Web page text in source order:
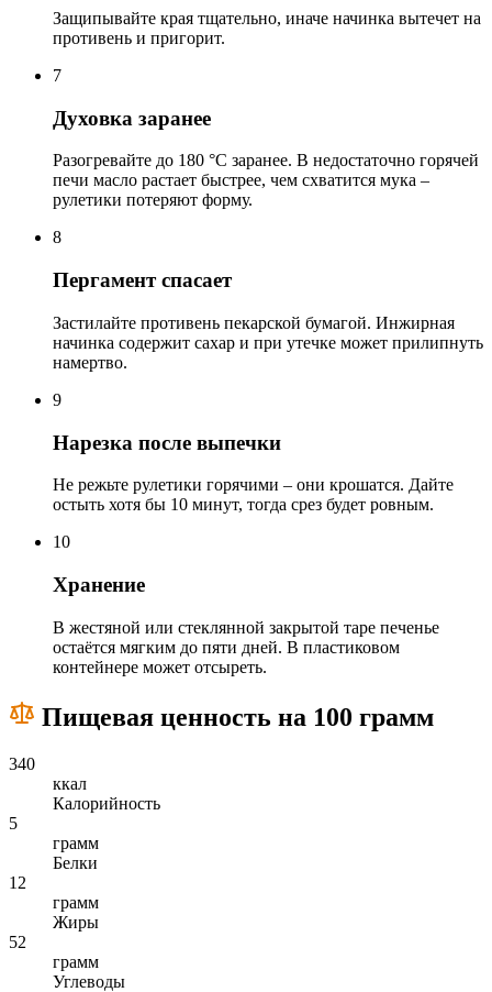
Защипывайте края тщательно, иначе начинка вытечет на
противень и пригорит.
7
Духовка заранее
Разогревайте до 180 °C заранее. В недостаточно горячей
печи масло растает быстрее, чем схватится мука –
рулетики потеряют форму.
8
Пергамент спасает
Застилайте противень пекарской бумагой. Инжирная
начинка содержит сахар и при утечке может прилипнуть
намертво.
9
Нарезка после выпечки
Не режьте рулетики горячими – они крошатся. Дайте
остыть хотя бы 10 минут, тогда срез будет ровным.
10
Хранение
В жестяной или стеклянной закрытой таре печенье
остаётся мягким до пяти дней. В пластиковом
контейнере может отсыреть.
Пищевая ценность на 100 грамм
340
ккал
Калорийность
5
грамм
Белки
12
грамм
Жиры
52
грамм
Углеводы